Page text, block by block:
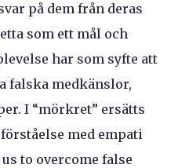
på dem från deras
som ett mål och
har som syfte att
falska medkänslor,
I “mörkret” ersätts
med empati
to overcome false